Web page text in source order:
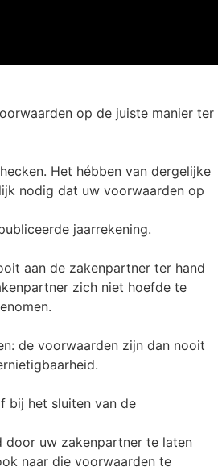
op de juiste manier ter
Het hébben van dergelijke
nodig dat uw voorwaarden op
jaarrekening.
aan de zakenpartner ter hand
zich niet hoefde te
de voorwaarden zijn dan nooit
bij het sluiten van de
door uw zakenpartner te laten
naar die voorwaarden te